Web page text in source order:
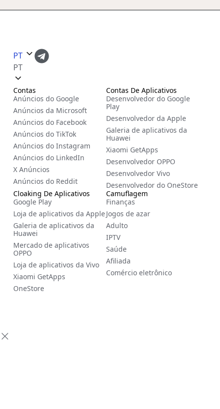
PT
PT
Contas
Anúncios do Google
Anúncios da Microsoft
Anúncios do Facebook
Anúncios do TikTok
Anúncios do Instagram
Anúncios do LinkedIn
X Anúncios
Anúncios do Reddit
Camuflagem
Finanças
Jogos de azar
Adulto
IPTV
Saúde
Afiliada
Comércio eletrônico
Contas De Aplicativos
Desenvolvedor do Google
Play
Desenvolvedor da Apple
Galeria de aplicativos da
Huawei
Xiaomi GetApps
Desenvolvedor OPPO
Desenvolvedor Vivo
Desenvolvedor do OneStore
Cloaking De Aplicativos
Google Play
Loja de aplicativos da Apple
Galeria de aplicativos da
Huawei
Mercado de aplicativos
OPPO
Loja de aplicativos da Vivo
Xiaomi GetApps
OneStore